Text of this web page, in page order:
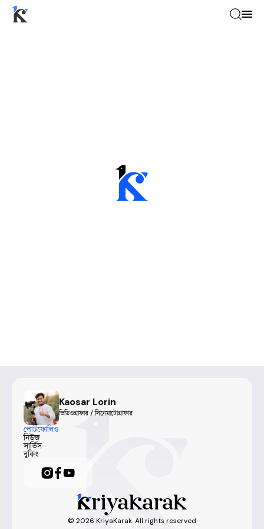
Kaosar Lorin
ভিডিওগ্রাফার / সিনেমাটোগ্রাফার
পোর্টফোলিও
নিউজ
সার্ভিস
বুকিং
© 2026 KriyaKarak. All rights reserved